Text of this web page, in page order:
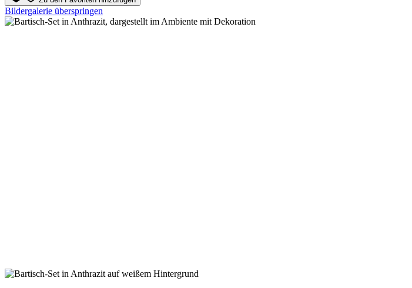
Bildergalerie überspringen